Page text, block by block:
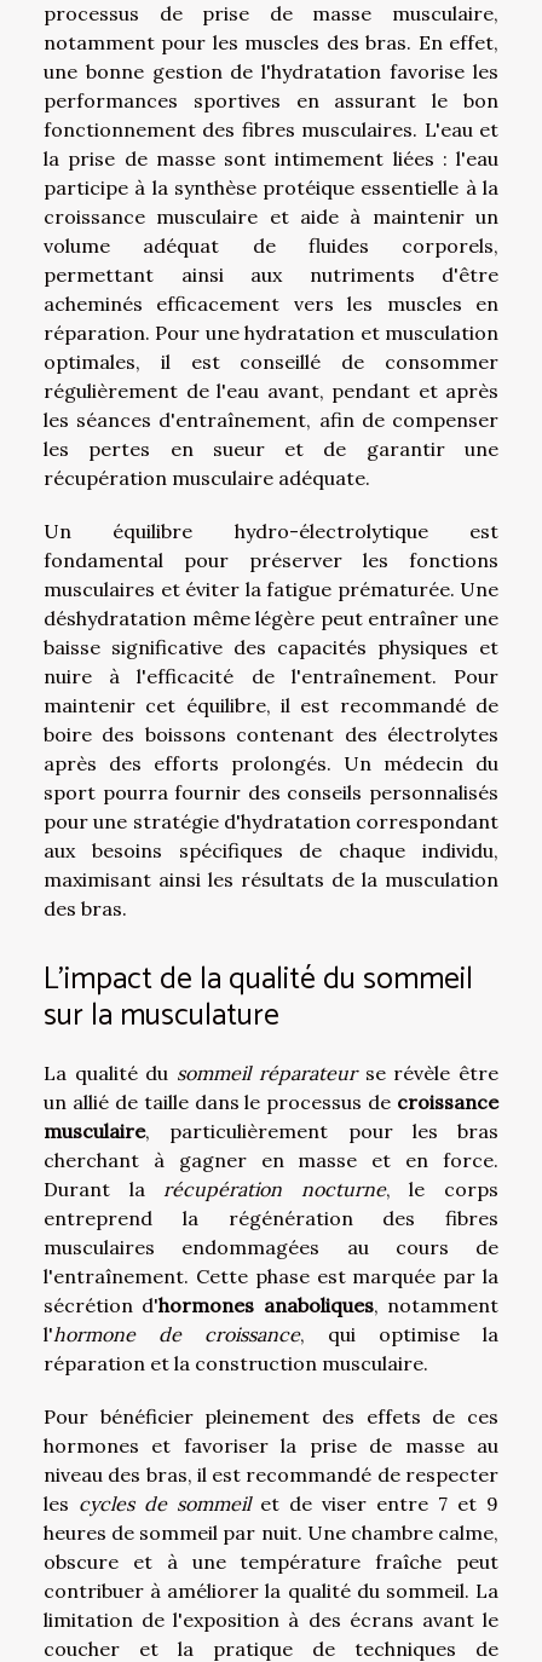
processus de prise de masse musculaire,
notamment pour les muscles des bras. En effet,
une bonne gestion de l'hydratation favorise les
performances sportives en assurant le bon
fonctionnement des fibres musculaires. L'eau et
la prise de masse sont intimement liées : l'eau
participe à la synthèse protéique essentielle à la
croissance musculaire et aide à maintenir un
volume adéquat de fluides corporels,
permettant ainsi aux nutriments d'être
acheminés efficacement vers les muscles en
réparation. Pour une hydratation et musculation
optimales, il est conseillé de consommer
régulièrement de l'eau avant, pendant et après
les séances d'entraînement, afin de compenser
les pertes en sueur et de garantir une
récupération musculaire adéquate.
Un équilibre hydro-électrolytique est
fondamental pour préserver les fonctions
musculaires et éviter la fatigue prématurée. Une
déshydratation même légère peut entraîner une
baisse significative des capacités physiques et
nuire à l'efficacité de l'entraînement. Pour
maintenir cet équilibre, il est recommandé de
boire des boissons contenant des électrolytes
après des efforts prolongés. Un médecin du
sport pourra fournir des conseils personnalisés
pour une stratégie d'hydratation correspondant
aux besoins spécifiques de chaque individu,
maximisant ainsi les résultats de la musculation
des bras.
L'impact de la qualité du sommeil
sur la musculature
La qualité du sommeil réparateurse révèle être
un allié de taille dans le processus de croissance
musculaire, particulièrement pour les bras
cherchant à gagner en masse et en force.
Durant la récupération nocturne, le corps
entreprend la régénération des fibres
musculaires endommagées au cours de
l'entraînement. Cette phase est marquée par la
sécrétion d'hormones anaboliques, notamment
l'hormone de croissance, qui optimise la
réparation et la construction musculaire.
Pour bénéficier pleinement des effets de ces
hormones et favoriser la prise de masse au
niveau des bras, il est recommandé de respecter
les cycles de sommeilet de viser entre 7 et 9
heures de sommeil par nuit. Une chambre calme,
obscure et à une température fraîche peut
contribuer à améliorer la qualité du sommeil. La
limitation de l'exposition à des écrans avant le
coucher et la pratique de techniques de